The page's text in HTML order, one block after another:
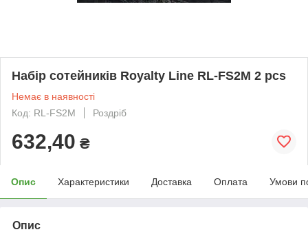
Набір сотейників Royalty Line RL-FS2M 2 pcs
Немає в наявності
Код: RL-FS2M
Роздріб
632,40 ₴
Опис Характеристики Доставка Оплата Умови
Опис